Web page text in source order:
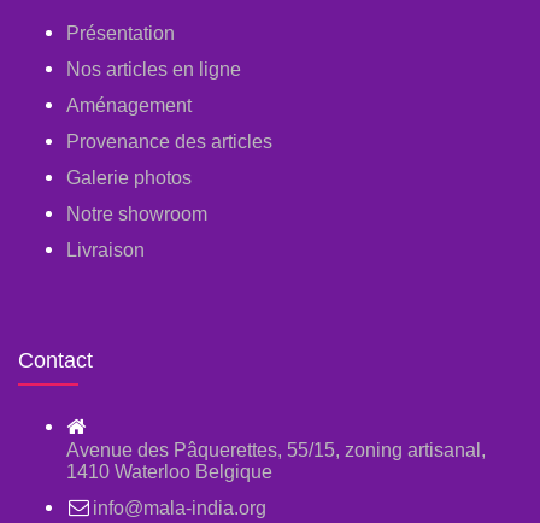
Présentation
Nos articles en ligne
Aménagement
Provenance des articles
Galerie photos
Notre showroom
Livraison
Contact
Avenue des Pâquerettes, 55/15, zoning artisanal,
1410 Waterloo Belgique
info@mala-india.org